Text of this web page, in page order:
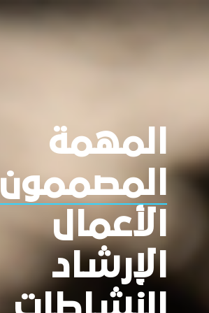
المهمة
المصممون
الأعمال
الإرشاد